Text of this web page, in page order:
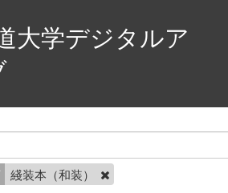
大学デジタルア
綫装本（和装）